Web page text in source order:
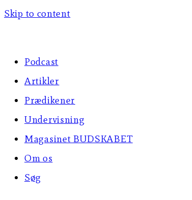
Skip to content
Podcast
Artikler
Prædikener
Undervisning
Magasinet BUDSKABET
Om os
Søg